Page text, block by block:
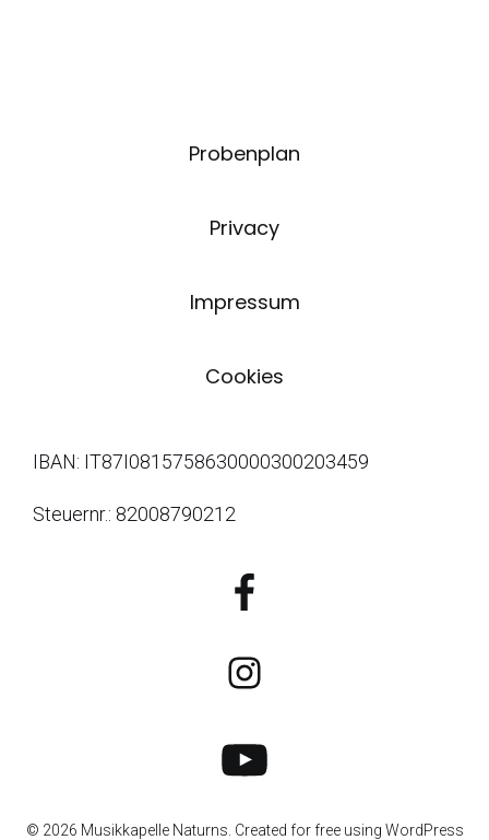
Probenplan
Privacy
Impressum
Cookies
IBAN: IT87I0815758630000300203459
Steuernr.: 82008790212
© 2026 Musikkapelle Naturns. Created for free using WordPress